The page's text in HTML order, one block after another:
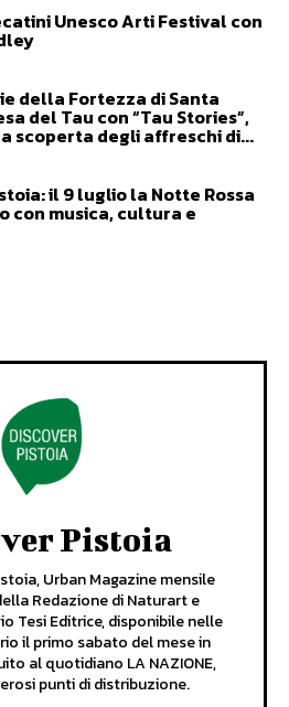
Unesco Arti Festival con
della Fortezza di Santa
del Tau con “Tau Stories”,
scoperta degli affreschi di...
il 9 luglio la Notte Rossa
con musica, cultura e
Pistoia
Urban Magazine mensile
Redazione di Naturart e
Tesi Editrice, disponibile nelle
il primo sabato del mese in
al quotidiano LA NAZIONE,
punti di distribuzione.